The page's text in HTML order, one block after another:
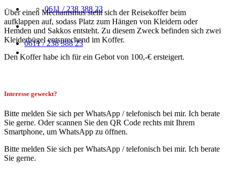
0611 / 238 388 23
0611 / 238 388 23
Über einen Mechanismus stellt sich der Reisekoffer beim
aufklappen auf, sodass Platz zum Hängen von Kleidern oder
Hemden und Sakkos entsteht. Zu diesem Zweck befinden sich zwei
Kleiderbügel entsprechend im Koffer.
Den Koffer habe ich für ein Gebot von 100,-€ ersteigert.
Interesse geweckt?
Bitte melden Sie sich per WhatsApp / telefonisch bei mir. Ich berate
Sie gerne. Oder scannen Sie den QR Code rechts mit Ihrem
Smartphone, um WhatsApp zu öffnen.
Bitte melden Sie sich per WhatsApp / telefonisch bei mir. Ich berate
Sie gerne.